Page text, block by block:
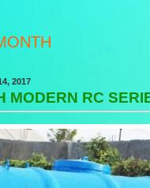
2017
MODERN RC